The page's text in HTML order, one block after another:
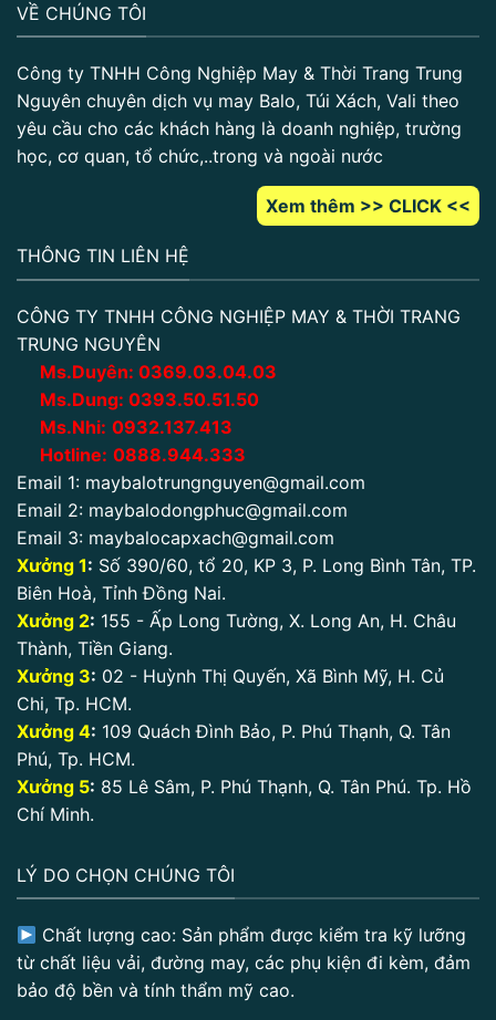
VỀ CHÚNG TÔI
Công ty TNHH Công Nghiệp May & Thời Trang Trung
Nguyên chuyên dịch vụ may Balo, Túi Xách, Vali theo
yêu cầu cho các khách hàng là doanh nghiệp, trường
học, cơ quan, tổ chức,..trong và ngoài nước
Xem thêm >> CLICK <<
THÔNG TIN LIÊN HỆ
CÔNG TY TNHH CÔNG NGHIỆP MAY & THỜI TRANG
TRUNG NGUYÊN
Ms.Duyên: 0369.03.04.03
Ms.Dung: 0393.50.51.50
Ms.Nhi: 0932.137.413
Hotline: 0888.944.333
Email 1: maybalotrungnguyen@gmail.com
Email 2: maybalodongphuc@gmail.com
Email 3: maybalocapxach@gmail.com
Xưởng 1: Số 390/60, tổ 20, KP 3, P. Long Bình Tân, TP.
Biên Hoà, Tỉnh Đồng Nai.
Xưởng 2: 155 - Ấp Long Tường, X. Long An, H. Châu
Thành, Tiền Giang.
Xưởng 3: 02 - Huỳnh Thị Quyến, Xã Bình Mỹ, H. Củ
Chi, Tp. HCM.
Xưởng 4: 109 Quách Đình Bảo, P. Phú Thạnh, Q. Tân
Phú, Tp. HCM.
Xưởng 5: 85 Lê Sâm, P. Phú Thạnh, Q. Tân Phú. Tp. Hồ
Chí Minh.
LÝ DO CHỌN CHÚNG TÔI
Chất lượng cao: Sản phẩm được kiểm tra kỹ lưỡng
từ chất liệu vải, đường may, các phụ kiện đi kèm, đảm
bảo độ bền và tính thẩm mỹ cao.